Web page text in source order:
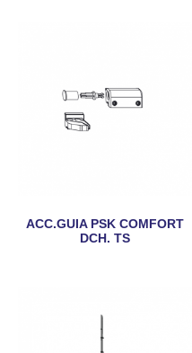
ACC.GUIA PSK COMFORT
DCH. TS